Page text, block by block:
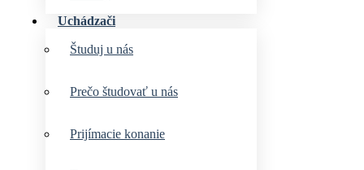
Uchádzači
Študuj u nás
Prečo študovať u nás
Prijímacie konanie